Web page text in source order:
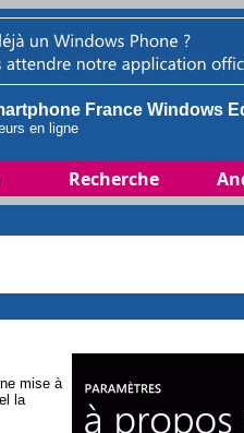
France Windows
en ligne
Recherche
mise à
la